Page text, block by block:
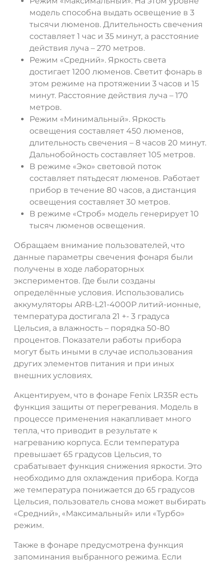
модель способна выдать освещение в 3
тысячи люменов. Длительность свечения
составляет 1 час и 35 минут, а расстояние
действия луча – 270 метров.
Режим «Средний». Яркость света
достигает 1200 люменов. Светит фонарь в
этом режиме на протяжении 3 часов и 15
минут. Расстояние действия луча – 170
метров.
Режим «Минимальный». Яркость
освещения составляет 450 люменов,
длительность свечения – 8 часов 20 минут.
Дальнобойность составляет 105 метров.
В режиме «Эко» световой поток
составляет пятьдесят люменов. Работает
прибор в течение 80 часов, а дистанция
освещения составляет 30 метров.
В режиме «Строб» модель генерирует 10
тысяч люменов освещения.
Обращаем внимание пользователей, что
данные параметры свечения фонаря были
получены в ходе лабораторных
экспериментов. Где были созданы
определённые условия. Использовались
аккумуляторы ARB-L21-4000P литий-ионные,
температура достигала 21 +- 3 градуса
Цельсия, а влажность – порядка 50-80
процентов. Показатели работы прибора
могут быть иными в случае использования
других элементов питания и при иных
внешних условиях.
Акцентируем, что в фонаре Fenix LR35R есть
функция защиты от перегревания. Модель в
процессе применения накапливает много
тепла, что приводит в результате к
нагреванию корпуса. Если температура
превышает 65 градусов Цельсия, то
срабатывает функция снижения яркости. Это
необходимо для охлаждения прибора. Когда
же температура понижается до 65 градусов
Цельсия, пользователь снова может выбирать
«Средний», «Максимальный» или «Турбо»
режим.
Также в фонаре предусмотрена функция
запоминания выбранного режима. Если